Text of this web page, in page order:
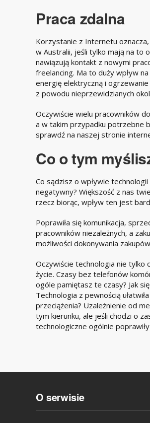
Praca zdalna
Korzystanie z Internetu
w Australii, jeśli tylko mają na to
nawiązują kontakt z nowymi
freelancing. Ma to duży wpływ
energię elektryczną i
z powodu nieprzewidzianych
Oczywiście wielu pracowników
a w takim przypadku potrzebne
sprawdź na naszej stronie
Co o tym
Co sądzisz o wpływie
negatywny? Większość z nas
rzecz biorąc, wpływ ten jest
Poprawiła się komunikacja,
pracowników niezależnych, a
możliwości dokonywania
Oczywiście technologia nie tylko
życie. Czasy bez telefonów
ogóle pamiętasz te czasy? Jak
Technologia z pewnością
przeciążenia? Uzależnienie od
tym kierunku, ale jeśli chodzi o
technologiczne ogólnie
O serwisie